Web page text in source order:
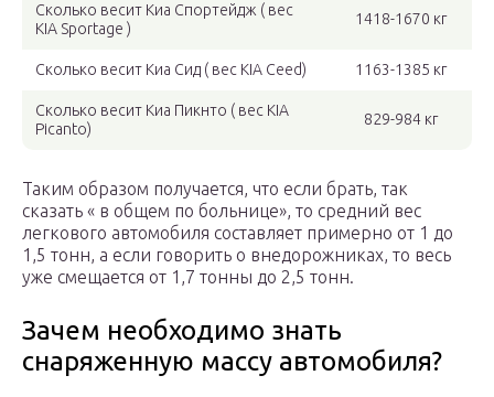
Сколько весит Киа Спортейдж ( вес
KIA Sportage )
1418-1670 кг
Сколько весит Киа Сид ( вес KIA Ceed) 1163-1385 кг
Сколько весит Киа Пикнто ( вес KIA
Picanto)
829-984 кг
Таким образом получается, что если брать, так
сказать « в общем по больнице», то средний вес
легкового автомобиля составляет примерно от 1 до
1,5 тонн, а если говорить о внедорожниках, то весь
уже смещается от 1,7 тонны до 2,5 тонн.
Зачем необходимо знать
снаряженную массу автомобиля?